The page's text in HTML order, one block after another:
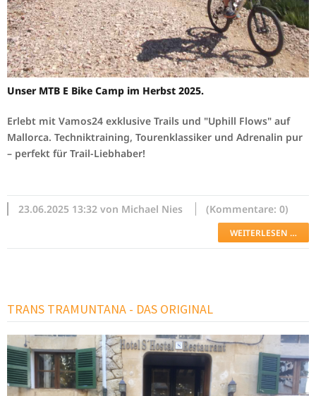
Unser MTB E Bike Camp im Herbst 2025.
Erlebt mit Vamos24 exklusive Trails und "Uphill Flows" auf
Mallorca. Techniktraining, Tourenklassiker und Adrenalin pur
– perfekt für Trail-Liebhaber!
23.06.2025 13:32 von Michael Nies (Kommentare: 0)
WEITERLESEN …
TRANS TRAMUNTANA - DAS ORIGINAL